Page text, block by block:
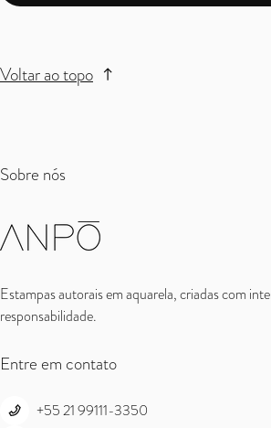
Voltar ao topo
Sobre nós
Estampas autorais em aquarela, criadas com
responsabilidade.
Entre em contato
+55 21 99111-3350